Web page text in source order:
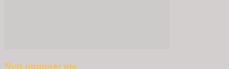
Nytt nummer ute